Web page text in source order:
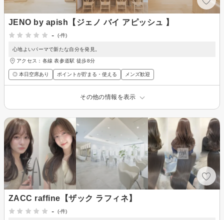
JENO by apish【ジェノ バイ アピッシュ 】
-
(-件)
心地よいパーマで新たな自分を発見。
アクセス：各線 表参道駅 徒歩8分
◎ 本日空席あり ポイントが貯まる・使える メンズ歓迎
その他の情報を表示
ZACC raffine【ザック ラフィネ】
-
(-件)